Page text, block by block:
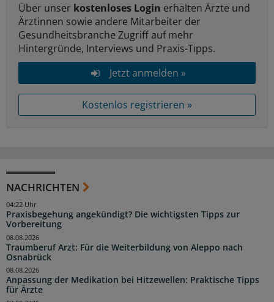
Über unser kostenloses Login erhalten Ärzte und
Ärztinnen sowie andere Mitarbeiter der
Gesundheitsbranche Zugriff auf mehr
Hintergründe, Interviews und Praxis-Tipps.
Jetzt anmelden »
Kostenlos registrieren »
NACHRICHTEN
Praxisbegehung angekündigt? Die wichtigsten Tipps zur
Vorbereitung
04:22 Uhr
Traumberuf Arzt: Für die Weiterbildung von Aleppo nach
Osnabrück
08.08.2026
Anpassung der Medikation bei Hitzewellen: Praktische Tipps
für Ärzte
08.08.2026